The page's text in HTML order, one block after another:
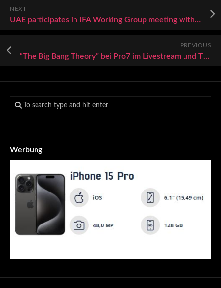
NEXT
UAE participates in IFA Working Group meeting within G20 Finance Track for 2022
PREVIOUS
“The Big Bang Theory” bei Pro7 im Livestream und TV: Folge 18 aus Staffel 5 der Sitcom
Werbung